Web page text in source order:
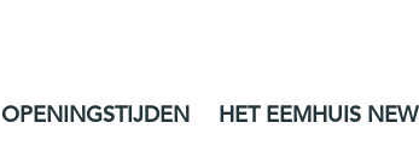
OPENINGSTIJDEN HET EEMHUIS NEW